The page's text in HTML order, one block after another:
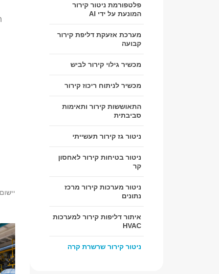
פלטפורמת ניטור קירור
המונעת על ידי AI
מערכת אזעקת דליפת קירור
קבועה
מכשיר גילוי קירור לביש
מכשיר לניתוח ריכוז קירור
התאוששות קירור ותאימות
סביבתית
ניטור גז קירור תעשייתי
ניטור בטיחות קירור לאחסון
קר
ניטור מערכות קירור מרכז
נתונים
איתור דליפות קירור למערכות
HVAC
ניטור קירור שרשרת קרה
יישום